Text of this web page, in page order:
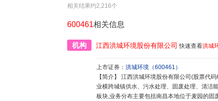
相关结果约2,216个
600461相关信息
机构 江西洪城环境股份有限公司 快速查看洪城
上市证券： 洪城环境 （600461 ）
【简介】
业横跨城镇供水、污水处理、固废处理、清洁
板块,业务分布主要包括南昌本地位于麦园的